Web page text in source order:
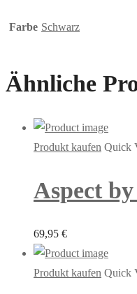
Farbe Schwarz
Ähnliche
Produkt kaufen Quick
Aspect
69,95 €
Produkt kaufen Quick